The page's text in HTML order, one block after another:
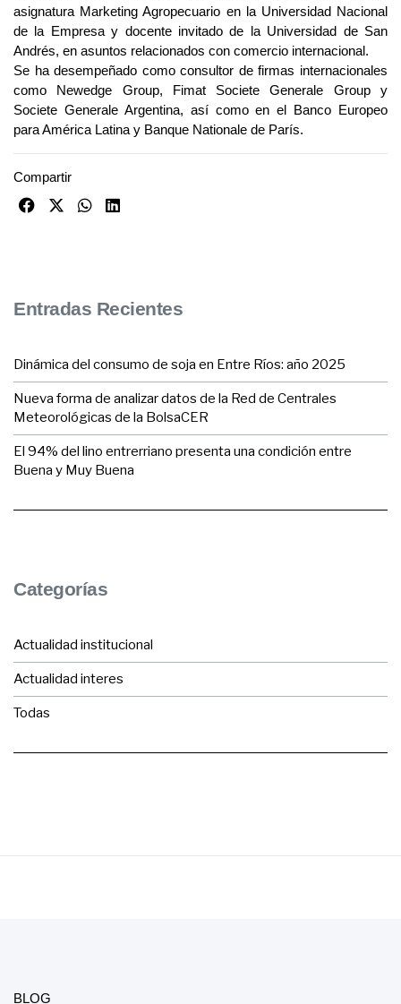
asignatura Marketing Agropecuario en la Universidad Nacional
de la Empresa y docente invitado de la Universidad de San
Andrés, en asuntos relacionados con comercio internacional.
Se ha desempeñado como consultor de firmas internacionales
como Newedge Group, Fimat Societe Generale Group y
Societe Generale Argentina, así como en el Banco Europeo
para América Latina y Banque Nationale de París.
Compartir
Entradas Recientes
Dinámica del consumo de soja en Entre Ríos: año 2025
Nueva forma de analizar datos de la Red de Centrales
Meteorológicas de la BolsaCER
El 94% del lino entrerriano presenta una condición entre
Buena y Muy Buena
Categorías
Actualidad institucional
Actualidad interes
Todas
BLOG